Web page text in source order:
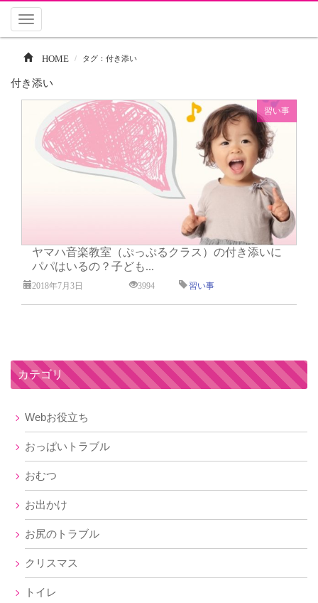
Toggle
HOME タグ：付き添い
付き添い
習い事
ヤマハ音楽教室（ぷっぷるクラス）の付き添いに
パパはいるの？子ども...
2018年7月3日 3994 習い事
カテゴリ
Webお役立ち
おっぱいトラブル
おむつ
お出かけ
お尻のトラブル
クリスマス
トイレ